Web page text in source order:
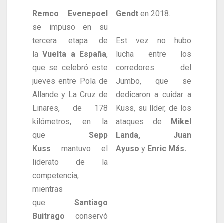
Remco Evenepoel
se impuso en su
tercera etapa de
la Vuelta a España,
que se celebró este
jueves entre Pola de
Allande y La Cruz de
Linares, de 178
kilómetros, en la
que Sepp
Kuss mantuvo el
liderato de la
competencia,
mientras
que Santiago
Buitrago conservó
Gendt en 2018.
Est vez no hubo
lucha entre los
corredores del
Jumbo, que se
dedicaron a cuidar a
Kuss, su líder, de los
ataques de Mikel
Landa, Juan
Ayuso y Enric Más.